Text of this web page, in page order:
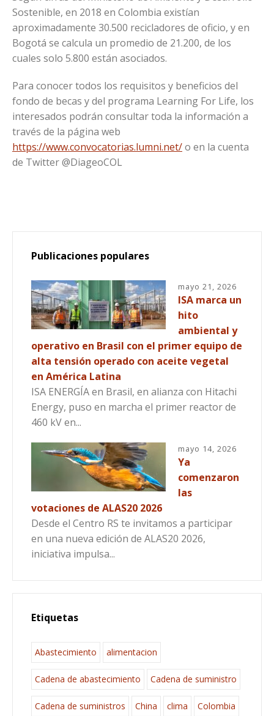
Sostenible, en 2018 en Colombia existían
aproximadamente 30.500 recicladores de oficio, y en
Bogotá se calcula un promedio de 21.200, de los
cuales solo 5.800 están asociados.
Para conocer todos los requisitos y beneficios del
fondo de becas y del programa Learning For Life, los
interesados podrán consultar toda la información a
través de la página web
https://www.convocatorias.lumni.net/o en la cuenta
de Twitter @DiageoCOL
Publicaciones populares
mayo 21, 2026
ISA marca un
hito
ambiental y
operativo en Brasil con el primer equipo de
alta tensión operado con aceite vegetal
en América Latina
ISA ENERGÍA en Brasil, en alianza con Hitachi
Energy, puso en marcha el primer reactor de
460 kV en...
mayo 14, 2026
Ya
comenzaron
las
votaciones de ALAS20 2026
Desde el Centro RS te invitamos a participar
en una nueva edición de ALAS20 2026,
iniciativa impulsa...
Etiquetas
Abastecimiento alimentacion
Cadena de abastecimiento Cadena de suministro
Cadena de suministros China clima Colombia